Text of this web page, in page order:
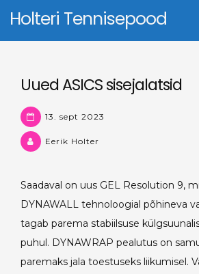
Holteri Tennisepood
Uued ASICS sisejalatsid
13. sept 2023
Eerik Holter
Saadaval on uus GEL Resolution 9,
DYNAWALL tehnoloogial põhineva
tagab parema stabiilsuse
puhul. DYNAWRAP pealutus on
paremaks jala toestuseks liikumisel.